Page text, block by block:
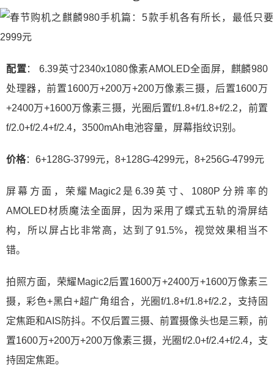
配置： 6.39英寸2340x1080像素AMOLED全面屏，麒麟980
处理器，前置1600万+200万+200万像素三摄，后置1600万
+2400万+1600万像素三摄，光圈后置f/1.8+f/1.8+f/2.2，前置
f/2.0+f/2.4+f/2.4，3500mAh电池容量，屏幕指纹识别。
价格：6+128G-3799元，8+128G-4299元，8+256G-4799元
屏幕方面，荣耀Magic2是6.39英寸、1080P分辨率的
AMOLED材质魔法全面屏，因为采用了蝶式五轨的滑屏结
构，所以屏占比非常高，达到了91.5%，视觉效果相当不
错。
拍照方面，荣耀Magic2后置1600万+2400万+1600万像素三
摄，彩色+黑白+超广角组合，光圈f/1.8+f/1.8+f/2.2，支持固
定焦距和AIS防抖。不仅后置三摄、前置摄像头也是三颗，前
置1600万+200万+200万像素三摄，光圈f/2.0+f/2.4+f/2.4，支
持固定焦距。